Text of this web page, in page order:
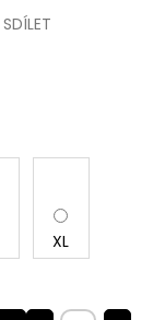
XL
SDÍLET